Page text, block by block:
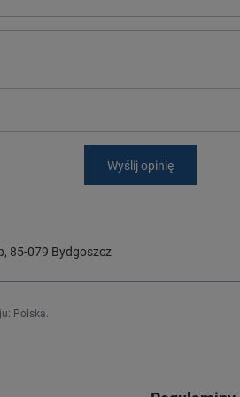
Wyślij opinię
, 85-079 Bydgoszcz
Polska